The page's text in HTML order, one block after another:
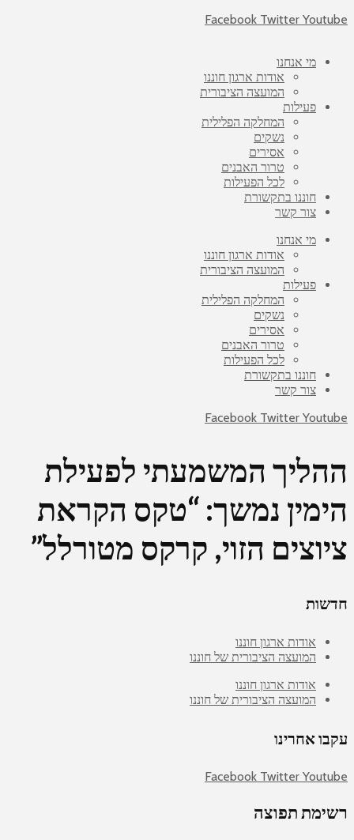
Facebook Twitter Youtube
מי אנחנו
אודות ארגון חוננו
המועצה הציבורית
פעילות
המחלקה הפלילית
נשקים
אסירים
טרור האבנים
לכל הפעילות
חוננו בתקשורת
צור קשר
מי אנחנו
אודות ארגון חוננו
המועצה הציבורית
פעילות
המחלקה הפלילית
נשקים
אסירים
טרור האבנים
לכל הפעילות
חוננו בתקשורת
צור קשר
Facebook Twitter Youtube
ההליך המשמעתי לפעילת
הימין נמשך: “טקס הקראת
ציוצים הזוי, קרקס מטורלל”
חדשות
אודות ארגון חוננו
המועצה הציבורית של חוננו
אודות ארגון חוננו
המועצה הציבורית של חוננו
עקבו אחרינו
Facebook Twitter Youtube
רשימת תפוצה